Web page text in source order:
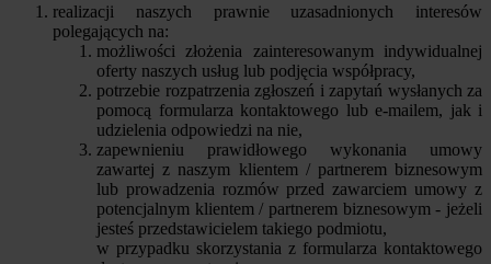
realizacji naszych prawnie uzasadnionych interesów
polegających na:
możliwości złożenia zainteresowanym indywidualnej
oferty naszych usług lub podjęcia współpracy,
potrzebie rozpatrzenia zgłoszeń i zapytań wysłanych za
pomocą formularza kontaktowego lub e-mailem, jak i
udzielenia odpowiedzi na nie,
zapewnieniu prawidłowego wykonania umowy
zawartej z naszym klientem / partnerem biznesowym
lub prowadzenia rozmów przed zawarciem umowy z
potencjalnym klientem / partnerem biznesowym - jeżeli
jesteś przedstawicielem takiego podmiotu,
w przypadku skorzystania z formularza kontaktowego